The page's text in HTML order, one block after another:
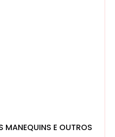
MANEQUINS E OUTROS